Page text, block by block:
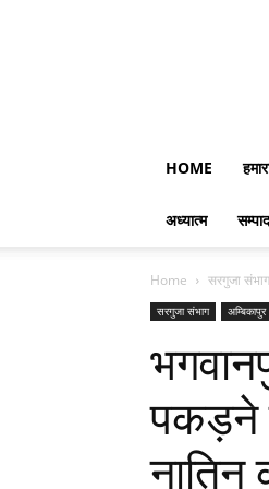
HOME
अध्यात्म
Home सरगुजा संभाग
सरगुजा संभाग अम्बिकापुर
पकड़ने